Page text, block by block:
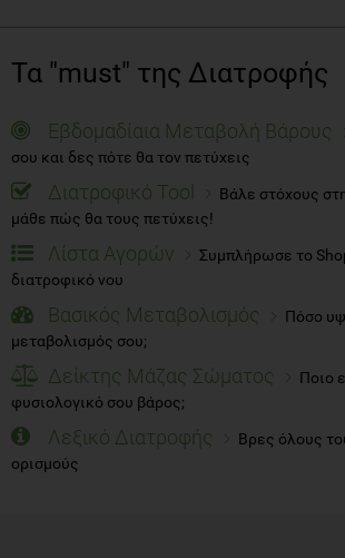
Τα "must" της Διατροφής
Εβδομαδίαια Μεταβολή Βάρους
σου και δες πότε θα τον πετύχεις
Διατροφικό Tool
Βάλε στόχους
μάθε πώς θα τους πετύχεις!
Λίστα Αγορών
Συμπλήρωσε το
διατροφικό νου
Βασικός Μεταβολισμός
Πόσο
μεταβολισμός σου;
Δείκτης Μάζας Σώματος
Ποιο
φυσιολογικό σου βάρος;
Λεξικό Διατροφής
Βρες όλους
ορισμούς